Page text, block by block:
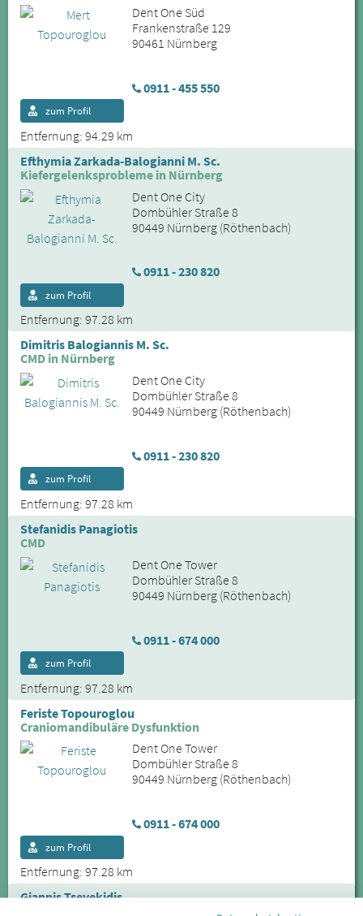
Dent One Süd
Frankenstraße 129
90461 Nürnberg
0911 - 455 550
Entfernung: 94.29 km
zum Profil
Efthymia Zarkada-Balogianni M. Sc.
Kiefergelenksprobleme in Nürnberg
Dent One City
Dombühler Straße 8
90449 Nürnberg (Röthenbach)
0911 - 230 820
Entfernung: 97.28 km
zum Profil
Dimitris Balogiannis M. Sc.
CMD in Nürnberg
Dent One City
Dombühler Straße 8
90449 Nürnberg (Röthenbach)
0911 - 230 820
Entfernung: 97.28 km
zum Profil
Stefanidis Panagiotis
CMD
Dent One Tower
Dombühler Straße 8
90449 Nürnberg (Röthenbach)
0911 - 674 000
Entfernung: 97.28 km
zum Profil
Feriste Topouroglou
Craniomandibuläre Dysfunktion
Dent One Tower
Dombühler Straße 8
90449 Nürnberg (Röthenbach)
0911 - 674 000
Entfernung: 97.28 km
zum Profil
Giannis Tsevekidis